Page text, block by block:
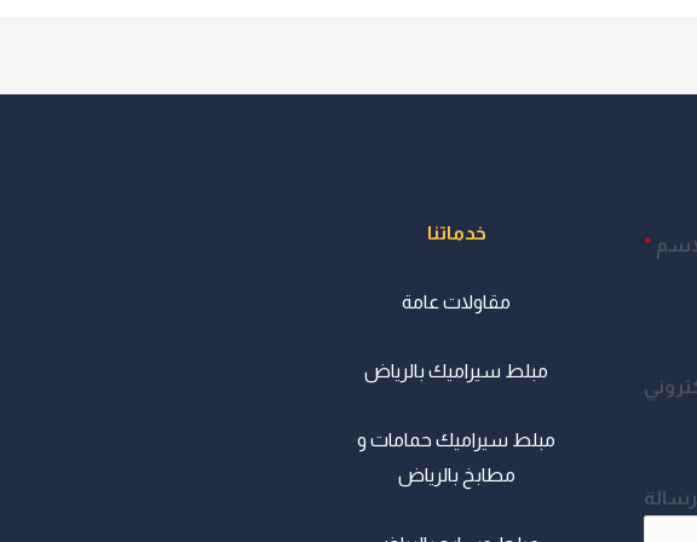
*
خدماتنا
مقاولات عامة
مبلط سيراميك بالرياض
مبلط سيراميك حمامات و
مطابخ بالرياض